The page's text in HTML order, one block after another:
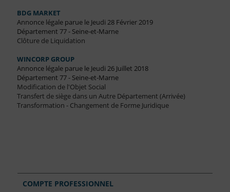
BDG MARKET
Annonce légale parue le Jeudi 28 Février 2019
Département 77 - Seine-et-Marne
Clôture de Liquidation
WINCORP GROUP
Annonce légale parue le Jeudi 26 Juillet 2018
Département 77 - Seine-et-Marne
Modification de l'Objet Social
Transfert de siège dans un Autre Département (Arrivée)
Transformation - Changement de Forme Juridique
COMPTE PROFESSIONNEL